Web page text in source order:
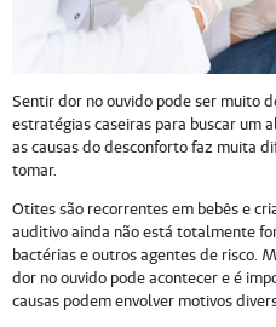
Sentir dor no ouvido pode ser muito
estratégias caseiras para buscar um
as causas do desconforto faz muita
tomar.
Otites são recorrentes em bebês e
auditivo ainda não está totalmente
bactérias e outros agentes de risco.
dor no ouvido pode acontecer e é
causas podem envolver motivos